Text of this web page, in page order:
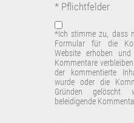
* Pflichtfelder
*Ich stimme zu, dass
Formular für die
Website erhoben
Kommentare
der kommentierte
wurde oder die
Gründen gelöscht
beleidigende